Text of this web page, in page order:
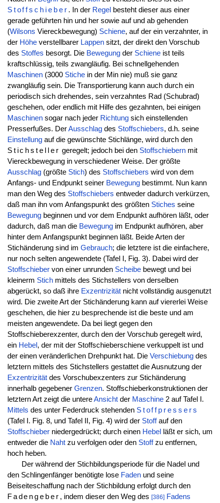
Stoffschieber . In der Regel besteht dieser aus einer
gerade geführten hin und her sowie auf und ab gehenden
(Wilsons Viereckbewegung) Schiene, auf der ein verzahnter, in
der Höheverstellbarer Lappensitzt, der direkt den Vorschub
des Stoffes besorgt. Die Bewegungder Schieneist teils
kraftschlüssig, teils zwangläufig. Bei schnellgehenden
Maschinen(3000 Stichein der Min nie) muß sie ganz
zwangläufig sein. Die Transportierung kann auch durch ein
periodisch sich drehendes, sein verzahntes Rad (Schubrad)
geschehen, oder endlich mit Hilfe des gezahnten, bei einigen
Maschinensogar nach jeder Richtungsich einstellenden
Presserfußes. DerAusschlagdes Stoffschiebers, d.h. seine
Einstellungauf die gewünschte Stichlänge, wird durch den
Stichsteller geregelt; jedoch bei den Stoffschiebernmit
Viereckbewegung in verschiedener Weise. Der größte
Ausschlag(größte Stich) des Stoffschiebers wird von dem
Anfangs- und Endpunkt seiner Bewegungbestimmt. Nun kann
man den Weg des Stoffschiebers entweder dadurch verkürzen,
daß man ihn vom Anfangspunkt des größten Stiches seine
Bewegungbeginnen und vor dem Endpunkt aufhören läßt, oder
dadurch, daß man die Bewegungim Endpunkt aufhören, aber
hinter dem Anfangspunkt beginnen läßt. Beide Arten der
Stichänderung sind im Gebrauch; die letztere ist die einfachere,
nur noch selten angewendete (Tafel I, Fig. 3). Dabei wird der
Stoffschiebervon einer unrunden Scheibebewegt und bei
kleinerm Stichmittels des Stichstellers von derselben
abgerückt, so daß ihre Exzentrizitätnicht vollständig ausgenutzt
wird. Die zweite Art der Stichänderung kann auf viererlei Weise
geschehen, die hier zu besprechende ist die beste und am
meisten angewendete. Da bei liegt gegen den
Stoffschieberexzenter, durch den der Vorschub geregelt wird,
ein Hebel , der mit der Stoffschieberschiene verkuppelt ist und
der einen veränderlichen Drehpunkt hat. Die Verschiebungdes
letztern mittels des Stichstellers gestattet die Ausnutzung der
Exzentrizitätdes Vorschubexzenters zur Stichänderung
innerhalb gegebener Grenzen. Stoffschieberkonstruktionen der
letztern Art zeigt die untereAnsichtder Maschine2 auf Tafel I.
Mittels des unter Federdruck stehenden Stoffpressers
(Tafel I. Fig. 8, und Tafel II, Fig. 4) wird der Stoffauf den
Stoffschieberniedergedrückt; durch einen Hebel
läßt er sich, um
entweder die Nahtzu verfolgen oder den Stoffzu entfernen,
hoch heben.
Der während der Stichbildungsperiode für die Nadel und
den Schlingenfänger benötigte lose Fadenund seine
Beiseiteschaffung nach der Stichbildung erfolgt durch den
Fadengeber , indem dieser den Weg des [386] Fadens